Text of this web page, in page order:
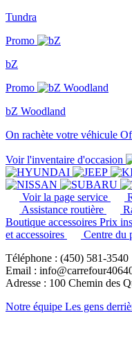
Tundra
Promo
bZ
Promo
bZ Woodland
On rachète votre véhicule
Voir l'inventaire d'occasion
Voir la page service
Assistance routière
Boutique accessoires Prix
et accessoires
Centre du
Téléphone : (450) 581-3540
Email :
Adresse : 100 Chemin des
Notre équipe Les gens